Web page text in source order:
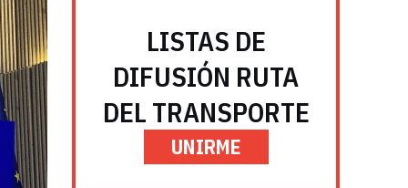
LISTAS DE
DIFUSIÓN RUTA
DEL TRANSPORTE
UNIRME